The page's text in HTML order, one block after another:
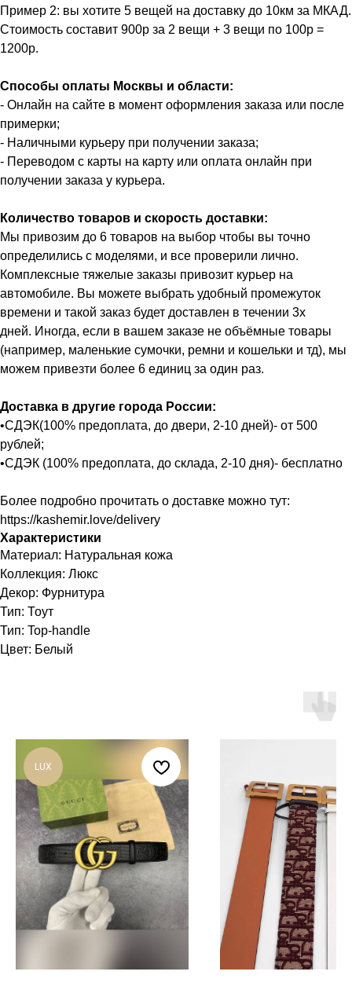
Пример 2: вы хотите 5 вещей на доставку до 10км за МКАД.
Стоимость составит 900р за 2 вещи + 3 вещи по 100р =
1200р.
Способы оплаты Москвы и области:
- Онлайн на сайте в момент оформления заказа или после
примерки;
- Наличными курьеру при получении заказа;
- Переводом с карты на карту или оплата онлайн при
получении заказа у курьера.
Количество товаров и скорость доставки:
Мы привозим до 6 товаров на выбор чтобы вы точно
определились с моделями, и все проверили лично.
Комплексные тяжелые заказы привозит курьер на
автомобиле. Вы можете выбрать удобный промежуток
времени и такой заказ будет доставлен в течении 3х
дней. Иногда, если в вашем заказе не объёмные товары
(например, маленькие сумочки, ремни и кошельки и тд), мы
можем привезти более 6 единиц за один раз.
Доставка в другие города России:
•СДЭК(100% предоплата, до двери, 2-10 дней)- от 500
рублей;
•СДЭК (100% предоплата, до склада, 2-10 дня)- бесплатно
Более подробно прочитать о доставке можно тут:
https://kashemir.love/delivery
Характеристики
Материал: Натуральная кожа
Коллекция: Люкс
Декор: Фурнитура
Тип: Тоут
Тип: Top-handle
Цвет: Белый
LUX